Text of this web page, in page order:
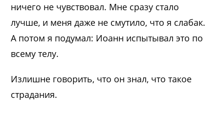
ничего не чувствовал. Мне сразу стало
лучше, и меня даже не смутило, что я слабак.
А потом я подумал: Иоанн испытывал это по
всему телу.
Излишне говорить, что он знал, что такое
страдания.